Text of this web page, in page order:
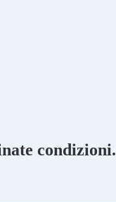
condizioni.